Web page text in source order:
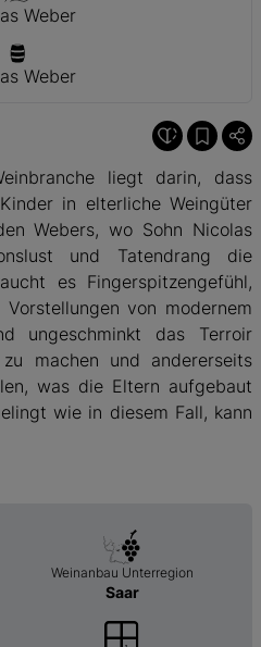
Weber
Weber
liegt darin, dass
in elterliche Weingüter
Webers, wo Sohn Nicolas
und Tatendrang die
es Fingerspitzengefühl,
von modernem
ungeschminkt das Terroir
machen und andererseits
was die Eltern aufgebaut
wie in diesem Fall, kann
Weinanbau Unterregion
Saar